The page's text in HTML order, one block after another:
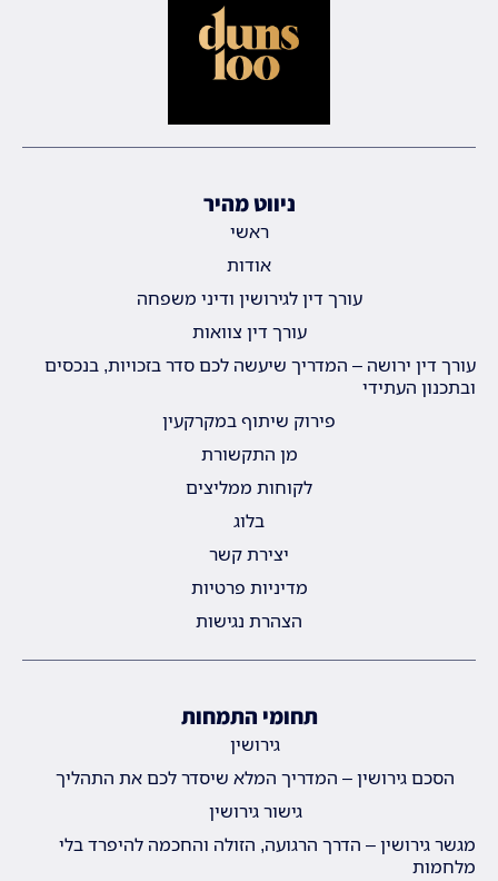
ניווט מהיר
ראשי
אודות
עורך דין לגירושין ודיני משפחה
עורך דין צוואות
עורך דין ירושה – המדריך שיעשה לכם סדר בזכויות, בנכסים
ובתכנון העתידי
פירוק שיתוף במקרקעין
מן התקשורת
לקוחות ממליצים
בלוג
יצירת קשר
מדיניות פרטיות
הצהרת נגישות
תחומי התמחות
גירושין
הסכם גירושין – המדריך המלא שיסדר לכם את התהליך
גישור גירושין
מגשר גירושין – הדרך הרגועה, הזולה והחכמה להיפרד בלי
מלחמות